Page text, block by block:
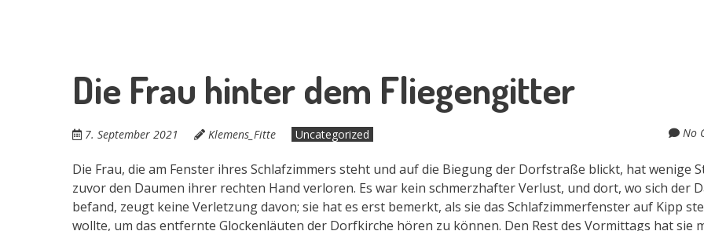
Die Frau hinter dem Fliegengitter
7. September 2021 Klemens_Fitte Uncategorized No
Die Frau, die am Fenster ihres Schlafzimmers steht und auf die Biegung der Dorfstraße blickt, hat wenige
zuvor den Daumen ihrer rechten Hand verloren. Es war kein schmerzhafter Verlust, und dort, wo sich der
befand, zeugt keine Verletzung davon; sie hat es erst bemerkt, als sie das Schlafzimmerfenster auf Kipp
wollte, um das entfernte Glockenläuten der Dorfkirche hören zu können. Den Rest des Vormittags hat sie